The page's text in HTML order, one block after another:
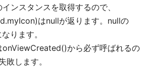
ンスタンスを取得するので、
はnullが返ります。nullの
ります。
から必ず呼ばれるの
敗します。